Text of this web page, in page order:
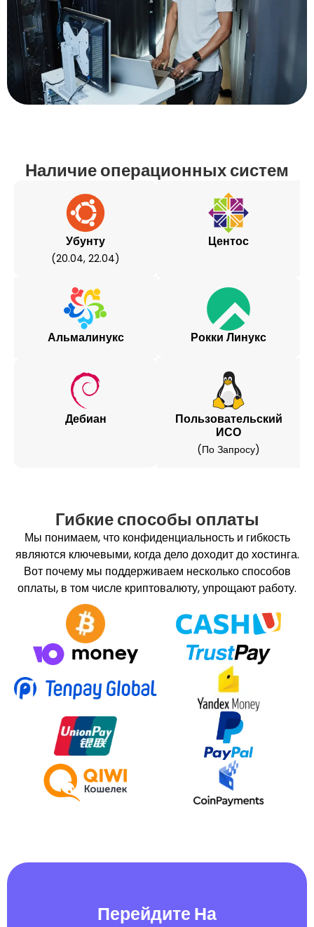
Наличие операционных систем
Убунту
(20.04, 22.04)
Центос
Альмалинукс Рокки Линукс
Дебиан
Пользовательский
ИСО
(по Запросу)
Гибкие способы оплаты
Мы понимаем, что конфиденциальность и гибкость
являются ключевыми, когда дело доходит до хостинга.
Вот почему мы поддерживаем несколько способов
оплаты, в том числе криптовалюту, упрощают работу.
Перейдите На